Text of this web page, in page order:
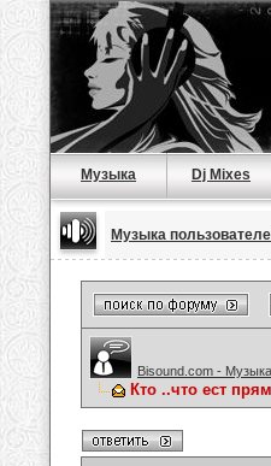
Музыка Dj Mixes
Музыка
Bisound.com -
Кто ..что ест